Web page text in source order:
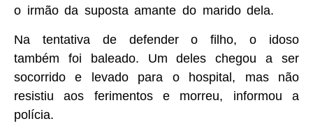
o irmão da suposta amante do marido dela.
Na tentativa de defender o filho, o idoso
também foi baleado. Um deles chegou a ser
socorrido e levado para o hospital, mas não
resistiu aos ferimentos e morreu, informou a
polícia.